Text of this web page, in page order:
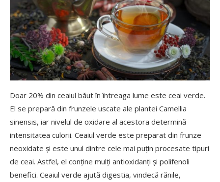
Doar 20% din ceaiul băut în întreaga lume este ceai verde.
El se prepară din frunzele uscate ale plantei Camellia
sinensis, iar nivelul de oxidare al acestora determină
intensitatea culorii. Ceaiul verde este preparat din frunze
neoxidate și este unul dintre cele mai puțin procesate tipuri
de ceai. Astfel, el conține mulți antioxidanți și polifenoli
benefici. Ceaiul verde ajută digestia, vindecă rănile,